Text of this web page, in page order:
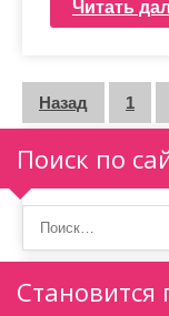
Читать
П
а
г
и
н
Назад 1
Поиск по